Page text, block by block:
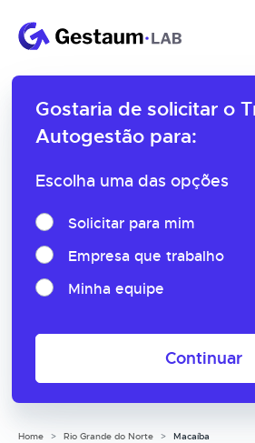
Gostaria de solicitar o
Autogestão para:
Escolha uma das opções
Solicitar para mim
Empresa que trabalho
Minha equipe
Continuar
Home Rio Grande do Norte Macaíba